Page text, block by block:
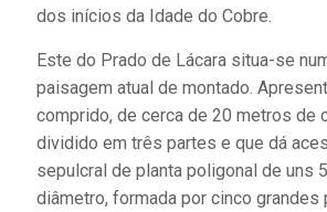
dos inícios da Idade do Cobre.
Este do Prado de Lácara situa-se
paisagem atual de montado.
comprido, de cerca de 20 metros de
dividido em três partes e que dá
sepulcral de planta poligonal de uns
diâmetro, formada por cinco grandes